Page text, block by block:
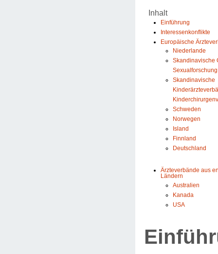
Inhalt
Einführung
Interessenkonflikte
Europäische
Niederlande
Skandinavische
Sexualforschung
Skandinavische
Schweden
Norwegen
Island
Finnland
Deutschland
Ärzteverbände aus
Ländern
Australien
Kanada
USA